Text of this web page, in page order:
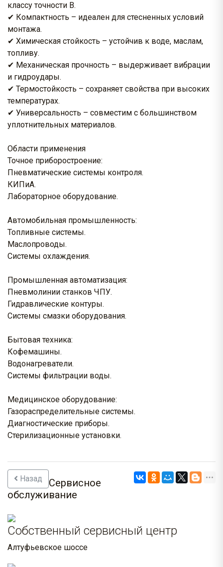
классу точности В.
✔ Компактность – идеален для стесненных условий
монтажа.
✔ Химическая стойкость – устойчив к воде, маслам,
топливу.
✔ Механическая прочность – выдерживает вибрации
и гидроудары.
✔ Термостойкость – сохраняет свойства при высоких
температурах.
✔ Универсальность – совместим с большинством
уплотнительных материалов.
Области применения
Точное приборостроение:
Пневматические системы контроля.
КИПиА.
Лабораторное оборудование.
Автомобильная промышленность:
Топливные системы.
Маслопроводы.
Системы охлаждения.
Промышленная автоматизация:
Пневмолинии станков ЧПУ.
Гидравлические контуры.
Системы смазки оборудования.
Бытовая техника:
Кофемашины.
Водонагреватели.
Системы фильтрации воды.
Медицинское оборудование:
Газораспределительные системы.
Диагностические приборы.
Стерилизационные установки.
Назад
Сервисное
обслуживание
Собственный сервисный центр
Алтуфьевское шоссе